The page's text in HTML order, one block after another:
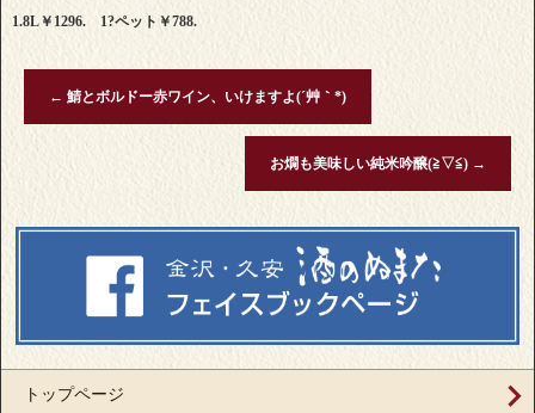
1.8L￥1296. 1?ペット￥788.
← 鯖とボルドー赤ワイン、いけますよ(´艸｀*)
お燗も美味しい純米吟醸(≧▽≦) →
トップページ